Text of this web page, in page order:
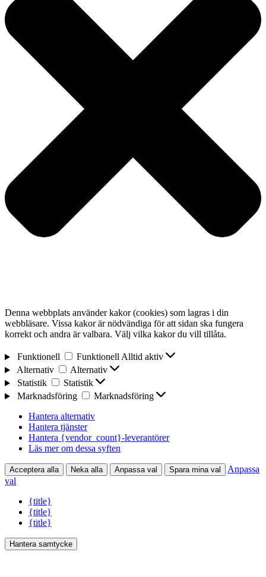
Denna webbplats använder kakor (cookies) som lagras i din
webbläsare. Vissa kakor är nödvändiga för att sidan ska fungera
korrekt och andra är valbara. Välj vilka kakor du vill tillåta.
Funktionell FunktionellAlltid aktiv
Alternativ
Alternativ
Statistik
Statistik
Marknadsföring
Marknadsföring
Hantera alternativ
Hantera tjänster
Hantera {vendor_count}-leverantörer
Läs mer om dessa syften
Acceptera alla Neka alla Anpassa val Spara mina val
Anpassa
val
{title}
{title}
{title}
Hantera samtycke